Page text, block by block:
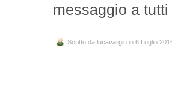
messaggio a
Scritto da lucavargiu in 6 Luglio